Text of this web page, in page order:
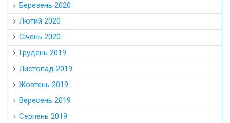
Березень 2020
Лютий 2020
Січень 2020
Грудень 2019
Листопад 2019
Жовтень 2019
Вересень 2019
Серпень 2019